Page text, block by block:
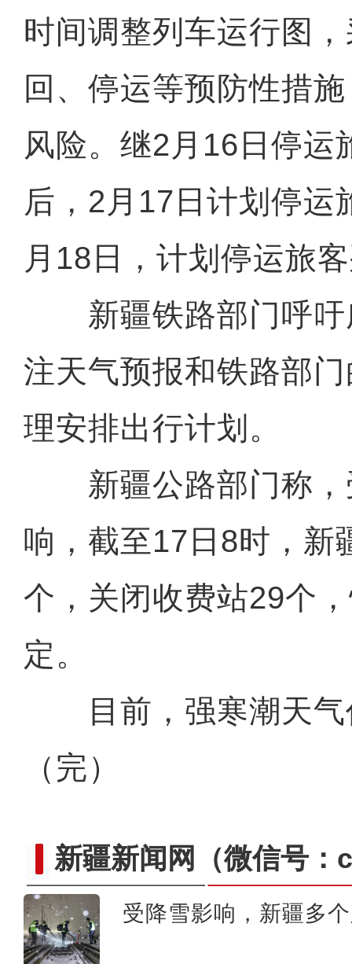
时间调整列车运行图
回、停运等预防性措
风险。继2月16日停运
后，2月17日计划停运
月18日，计划停运旅
新疆铁路部门呼吁
注天气预报和铁路部
理安排出行计划。
新疆公路部门称，
响，截至17日8时，新
个，关闭收费站29个
定。
目前，强寒潮天气
（完）
新疆新闻网 （微信号
受降雪影响，新疆多